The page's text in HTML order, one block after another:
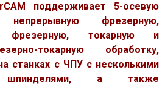
поддерживает 5-осевую
фрезерную,
фрезерную, токарную и
токарную обработку,
станках с ЧПУ с несколькими
а также